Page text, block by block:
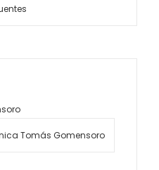
Tomás Gomensoro